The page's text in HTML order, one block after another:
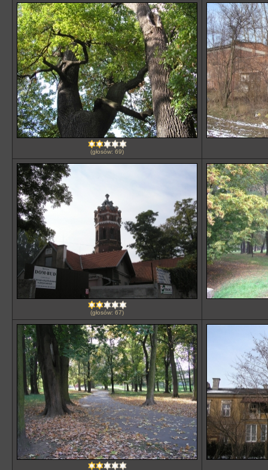
(głosów: 69)
(głosów: 67)